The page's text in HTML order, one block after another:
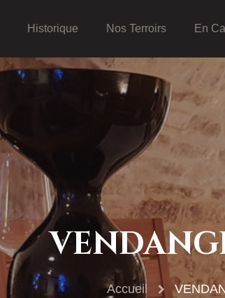
Historique Nos Terroirs En
Accueil